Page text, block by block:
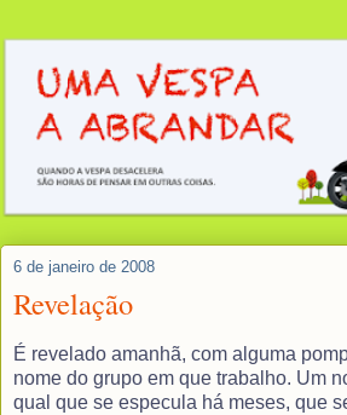
6 de janeiro de 2008
Revelação
É revelado amanhã, com alguma
nome do grupo em que trabalho. Um
qual que se especula há meses, que